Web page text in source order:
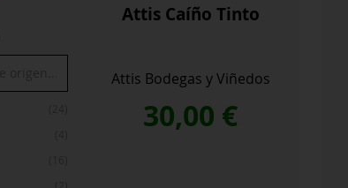
Attis Caíño Tinto
Attis Bodegas y Viñedos
30,00 €